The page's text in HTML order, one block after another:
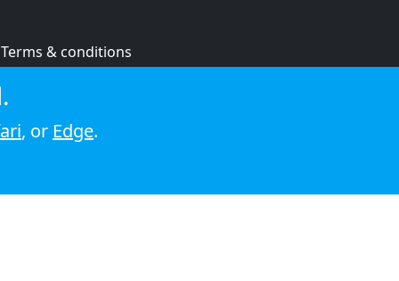
Terms & conditions
Cookie policy
, or Edge.